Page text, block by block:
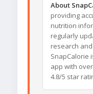
About
providing
nutrition
regularly
research
SnapCalorie
app with
4.8/5 star